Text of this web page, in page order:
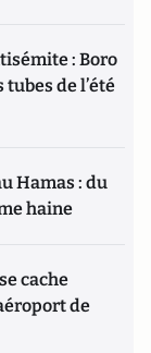
: Boro
tubes de l’été
Hamas : du
haine
cache
de